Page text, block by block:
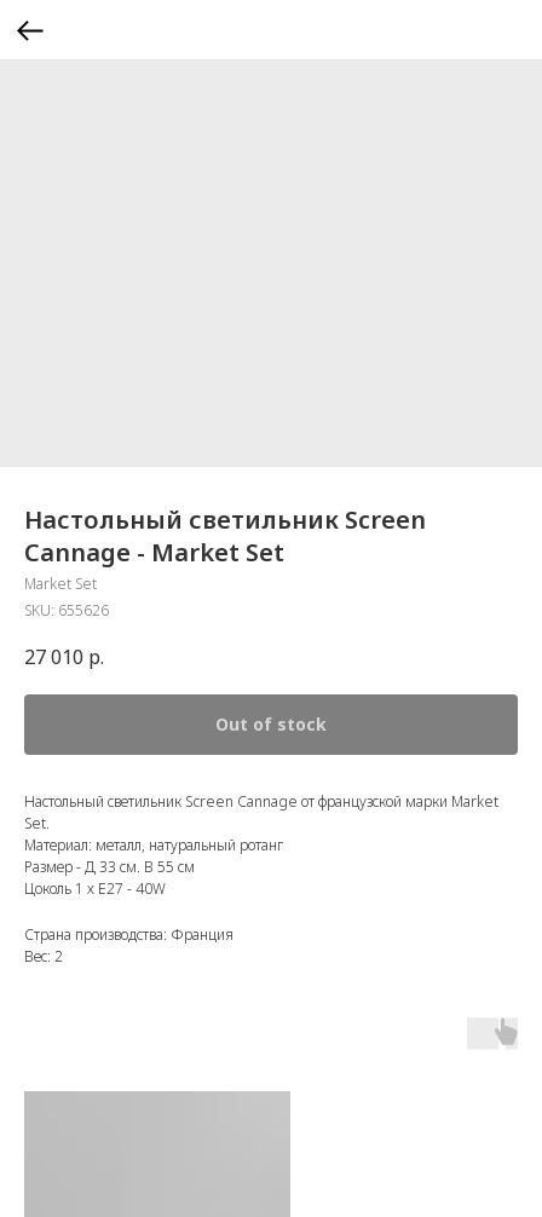
Настольный светильник Screen
Cannage - Market Set
Market Set
SKU: 655626
27 010 р.
Out of stock
Настольный светильник Screen Cannage от французской марки Market
Set.
Материал: металл, натуральный ротанг
Размер - Д 33 см. В 55 см
Цоколь 1 х E27 - 40W
Страна производства: Франция
Вес: 2